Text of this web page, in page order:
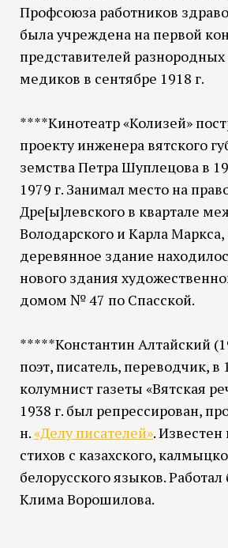
Профсоюза работников
была учреждена на первой
представителей
медиков в сентябре 1918 г.
****Кинотеатр «Колизей»
проекту инженера вятского
земства Петра Шуплецова в
1979 г. Занимал место на
Дре[ы]левского в квартале
Володарского и Карла Маркса,
деревянное здание
нового здания
домом № 47 по Спасской.
*****Константин Алтайский
поэт, писатель, переводчик, в
колумнист газеты «Вятская
1938 г. был репрессирован,
н.«Делу писателей».
стихов с казахского,
белорусского языков.
Клима Ворошилова.